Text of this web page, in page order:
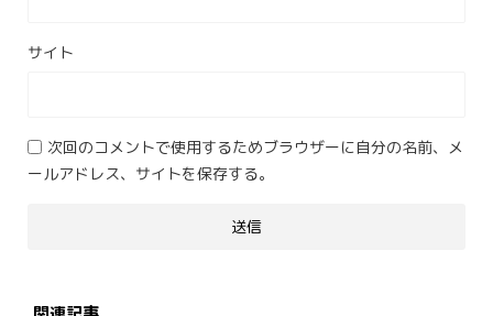
サイト
次回のコメントで使用するためブラウザーに自分の名前、メ
ールアドレス、サイトを保存する。